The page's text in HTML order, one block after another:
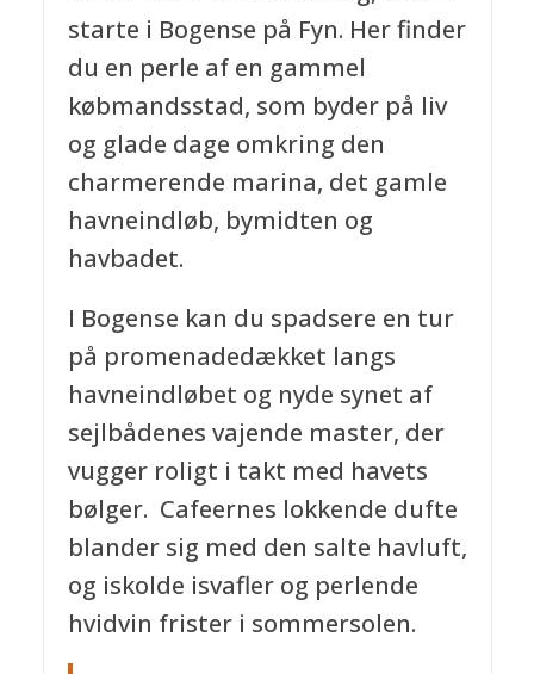
starte i Bogense på Fyn. Her finder
du en perle af en gammel
købmandsstad, som byder på liv
og glade dage omkring den
charmerende marina, det gamle
havneindløb, bymidten og
havbadet.
I Bogense kan du spadsere en tur
på promenadedækket langs
havneindløbet og nyde synet af
sejlbådenes vajende master, der
vugger roligt i takt med havets
bølger. Cafeernes lokkende dufte
blander sig med den salte havluft,
og iskolde isvafler og perlende
hvidvin frister i sommersolen.